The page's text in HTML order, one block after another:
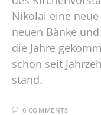
Nikolai eine
neuen Bänke
die Jahre
schon seit
stand.
0 COMMENTS